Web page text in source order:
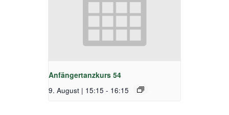
Anfängertanzkurs 54
9. August | 15:15 - 16:15